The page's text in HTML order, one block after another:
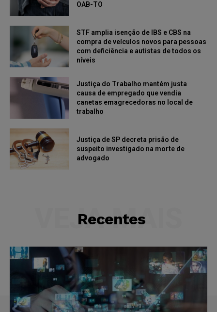
OAB-TO
STF amplia isenção de IBS e CBS na
compra de veículos novos para pessoas
com deficiência e autistas de todos os
níveis
Justiça do Trabalho mantém justa
causa de empregado que vendia
canetas emagrecedoras no local de
trabalho
Justiça de SP decreta prisão de
suspeito investigado na morte de
advogado
Recentes
VEJA MAIS